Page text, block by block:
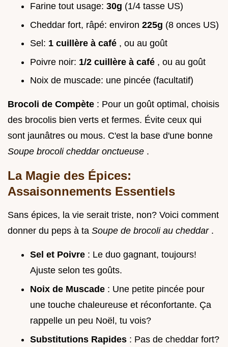
Farine tout usage: 30g (1/4 tasse US)
Cheddar fort, râpé: environ 225g (8 onces US)
Sel: 1 cuillère à café , ou au goût
Poivre noir: 1/2 cuillère à café , ou au goût
Noix de muscade: une pincée (facultatif)
Brocoli de Compète : Pour un goût optimal, choisis
des brocolis bien verts et fermes. Évite ceux qui
sont jaunâtres ou mous. C'est la base d'une bonne
Soupe brocoli cheddar onctueuse .
La Magie des Épices:
Assaisonnements Essentiels
Sans épices, la vie serait triste, non? Voici comment
donner du peps à ta Soupe de brocoli au cheddar .
Sel et Poivre : Le duo gagnant, toujours!
Ajuste selon tes goûts.
Noix de Muscade : Une petite pincée pour
une touche chaleureuse et réconfortante. Ça
rappelle un peu Noël, tu vois?
Substitutions Rapides : Pas de cheddar fort?